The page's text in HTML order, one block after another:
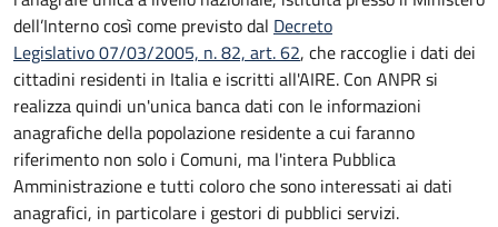
dell’Interno così come previsto dal Decreto
Legislativo 07/03/2005, n. 82, art. 62, che raccoglie i dati dei
cittadini residenti in Italia e iscritti all'AIRE. Con ANPR si
realizza quindi un'unica banca dati con le informazioni
anagrafiche della popolazione residente a cui faranno
riferimento non solo i Comuni, ma l'intera Pubblica
Amministrazione e tutti coloro che sono interessati ai dati
anagrafici, in particolare i gestori di pubblici servizi.